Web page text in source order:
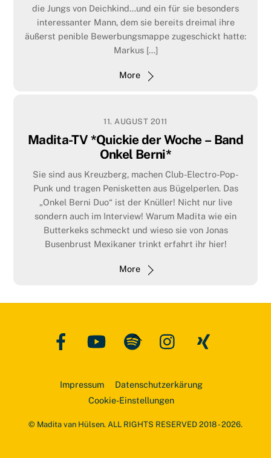
die Jungs von Deichkind…und ein für sie besonders
interessanter Mann, dem sie bereits dreimal ihre
äußerst penible Bewerbungsmappe zugeschickt hatte:
Markus […]
More
11. AUGUST 2011
Madita-TV *Quickie der Woche – Band
Onkel Berni*
Sie sind aus Kreuzberg, machen Club-Electro-Pop-
Punk und tragen Penisketten aus Bügelperlen. Das
„Onkel Berni Duo“ ist der Knüller! Nicht nur live
sondern auch im Interview! Warum Madita wie ein
Butterkeks schmeckt und wieso sie von Jonas
Busenbrust Mexikaner trinkt erfahrt ihr hier!
More
Back
To
Facebook YouTube Spotify Instagram
Impressum
Datenschutzerkärung
Cookie-Einstellungen
© Madita van Hülsen. ALL RIGHTS RESERVED 2018 - 2026.